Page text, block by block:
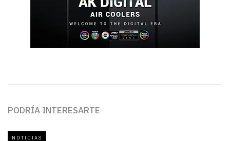
PODRÍA INTERESARTE
NOTICIAS